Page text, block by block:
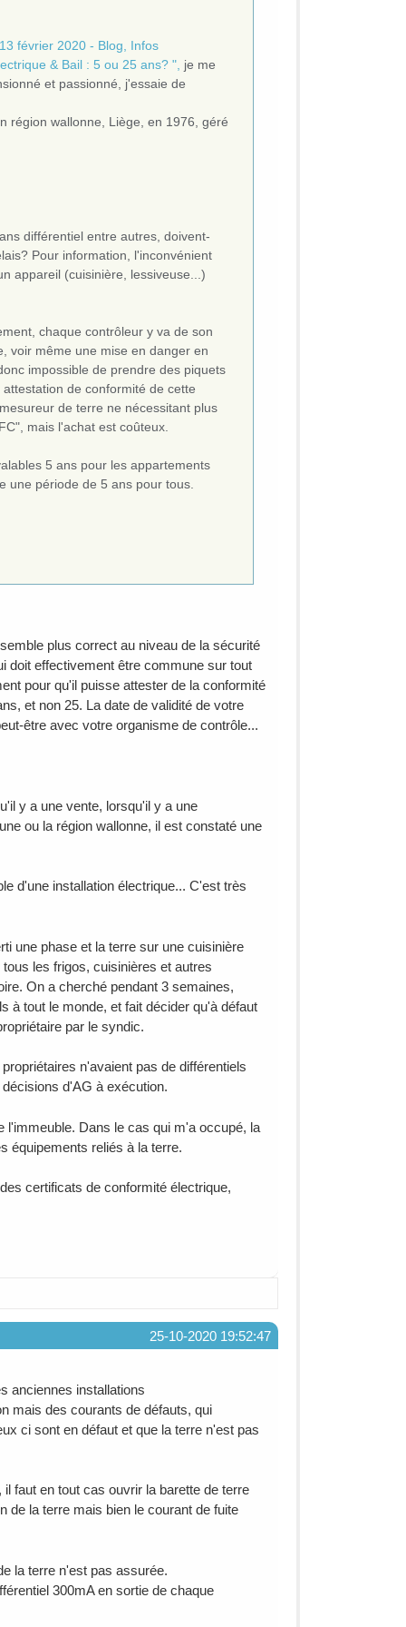
février 2020 - Blog, Infos
& Bail : 5 ou 25 ans? ", je me
et passionné, j'essaie de
région wallonne, Liège, en 1976, géré
différentiel entre autres, doivent-
Pour information, l'inconvénient
appareil (cuisinière, lessiveuse...)
chaque contrôleur y va de son
voir même une mise en danger en
impossible de prendre des piquets
de conformité de cette
de terre ne nécessitant plus
mais l'achat est coûteux.
5 ans pour les appartements
une période de 5 ans pour tous.
plus correct au niveau de la sécurité
doit effectivement être commune sur tout
pour qu'il puisse attester de la conformité
et non 25. La date de validité de votre
être avec votre organisme de contrôle...
y a une vente, lorsqu'il y a une
ou la région wallonne, il est constaté une
d'une installation électrique... C'est très
une phase et la terre sur une cuisinière
les frigos, cuisinières et autres
On a cherché pendant 3 semaines,
à tout le monde, et fait décider qu'à défaut
par le syndic.
n'avaient pas de différentiels
d'AG à exécution.
l'immeuble. Dans le cas qui m'a occupé, la
équipements reliés à la terre.
certificats de conformité électrique,
25-10-2020 19:52:47
anciennes installations
mais des courants de défauts, qui
ci sont en défaut et que la terre n'est pas
faut en tout cas ouvrir la barette de terre
de la terre mais bien le courant de fuite
la terre n'est pas assurée.
300mA en sortie de chaque